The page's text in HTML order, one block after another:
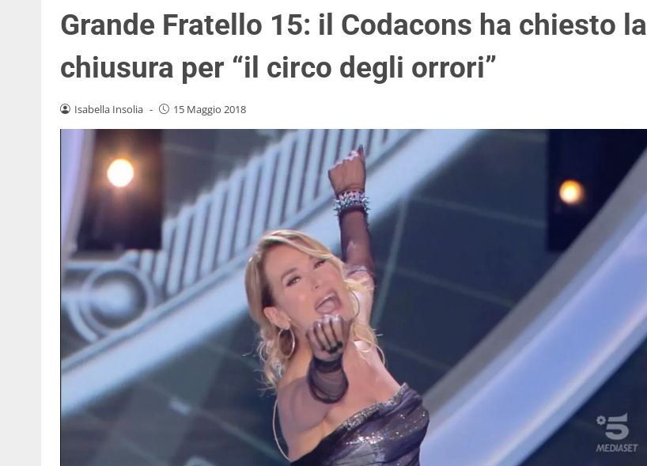
Grande Fratello 15: il Codacons ha chiesto la
chiusura per “il circo degli orrori”
Isabella Insolia - 15 Maggio 2018